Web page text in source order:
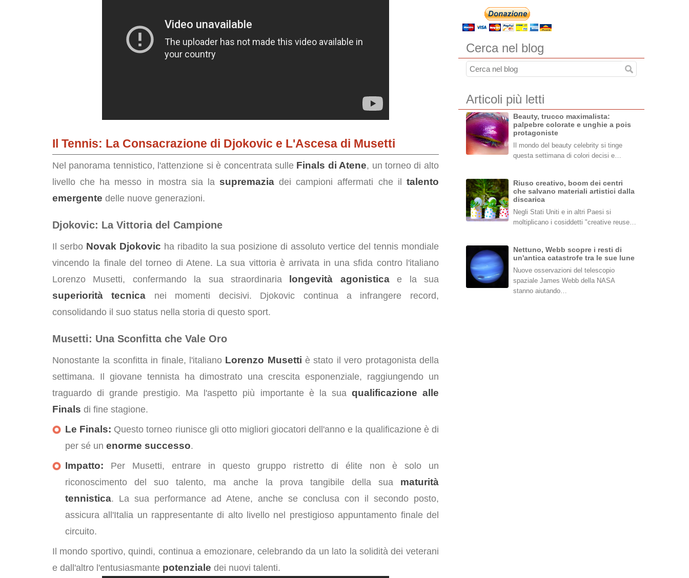
Il Tennis: La Consacrazione di Djokovic e L'Ascesa di Musetti
Nel panorama tennistico, l'attenzione si è concentrata sulle Finals di Atene, un torneo di alto
livello che ha messo in mostra sia la supremazia dei campioni affermati che il talento
emergente delle nuove generazioni.
Djokovic: La Vittoria del Campione
Il serbo Novak Djokovic ha ribadito la sua posizione di assoluto vertice del tennis mondiale
vincendo la finale del torneo di Atene. La sua vittoria è arrivata in una sfida contro l'italiano
Lorenzo Musetti, confermando la sua straordinaria
longevità agonisticae la sua
superiorità tecnica nei momenti decisivi. Djokovic continua a infrangere record,
consolidando il suo status nella storia di questo sport.
Musetti: Una Sconfitta che Vale Oro
Nonostante la sconfitta in finale, l'italiano Lorenzo Musetti è stato il vero protagonista della
settimana. Il giovane tennista ha dimostrato una crescita esponenziale, raggiungendo un
traguardo di grande prestigio. Ma l'aspetto più importante è la sua qualificazione alle
Finals di fine stagione.
Le Finals: Questo torneo riunisce gli otto migliori giocatori dell'anno e la qualificazione è di
per sé un enorme successo.
Impatto: Per Musetti, entrare in questo gruppo ristretto di élite non è solo un
riconoscimento del suo talento, ma anche la prova tangibile della sua maturità
tennistica. La sua performance ad Atene, anche se conclusa con il secondo posto,
assicura all'Italia un rappresentante di alto livello nel prestigioso appuntamento finale del
circuito.
Il mondo sportivo, quindi, continua a emozionare, celebrando da un lato la solidità dei veterani
e dall'altro l'entusiasmante potenziale dei nuovi talenti.
Cerca nel blog
Articoli più letti
Beauty, trucco maximalista:
palpebre colorate e unghie a pois
protagoniste
Il mondo del beauty celebrity si tinge
questa settimana di colori decisi e…
Riuso creativo, boom dei centri
che salvano materiali artistici dalla
discarica
Negli Stati Uniti e in altri Paesi si
moltiplicano i cosiddetti "creative reuse…
Nettuno, Webb scopre i resti di
un'antica catastrofe tra le sue lune
Nuove osservazioni del telescopio
spaziale James Webb della NASA
stanno aiutando…